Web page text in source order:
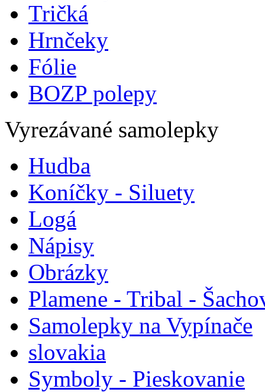
Tričká
Hrnčeky
Fólie
BOZP polepy
Vyrezávané samolepky
Hudba
Koníčky - Siluety
Logá
Nápisy
Obrázky
Plamene - Tribal -
Samolepky na Vypínače
slovakia
Symboly - Pieskovanie